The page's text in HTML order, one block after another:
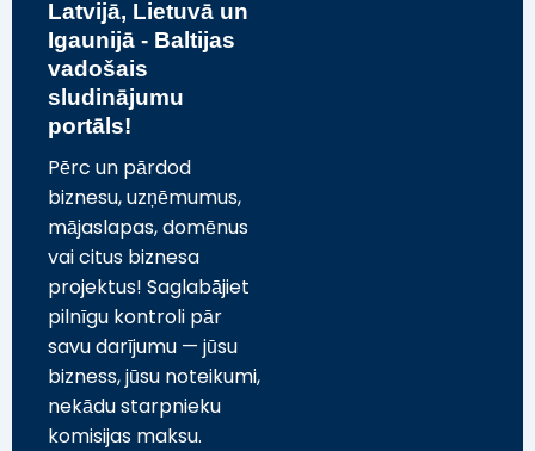
Latvijā, Lietuvā un
Igaunijā - Baltijas
vadošais
sludinājumu
portāls!
Pērc un pārdod
biznesu, uzņēmumus,
mājaslapas, domēnus
vai citus biznesa
projektus! Saglabājiet
pilnīgu kontroli pār
savu darījumu — jūsu
bizness, jūsu noteikumi,
nekādu starpnieku
komisijas maksu.